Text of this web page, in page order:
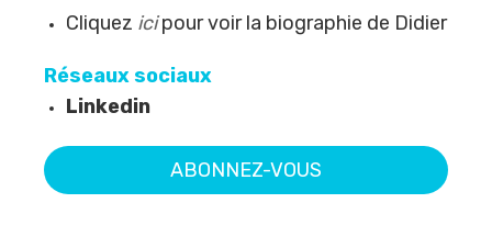
Cliquez icipour voir la biographie de Didier
Réseaux sociaux
Linkedin
ABONNEZ-VOUS